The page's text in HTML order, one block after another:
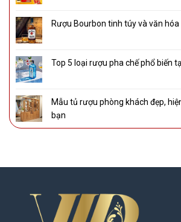
Rượu Bourbon tinh túy và văn hóa
Top 5 loại rượu pha chế phổ biến
Mẫu tủ rượu phòng khách đẹp,
bạn